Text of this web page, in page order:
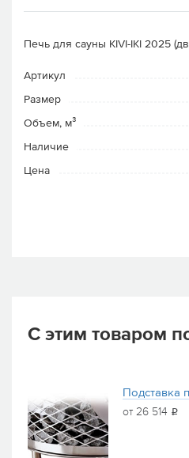
Печь для сауны KIVI-IKI 2025
Артикул
Размер
Объем, м³
Наличие
Цена
С этим товаром
Подставка
от 26 514 i